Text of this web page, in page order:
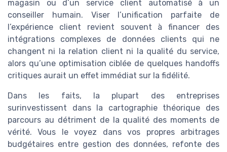
magasin ou d’un service client automatisé à un
conseiller humain. Viser l’unification parfaite de
l’expérience client revient souvent à financer des
intégrations complexes de données clients qui ne
changent ni la relation client ni la qualité du service,
alors qu’une optimisation ciblée de quelques handoffs
critiques aurait un effet immédiat sur la fidélité.
Dans les faits, la plupart des entreprises
surinvestissent dans la cartographie théorique des
parcours au détriment de la qualité des moments de
vérité. Vous le voyez dans vos propres arbitrages
budgétaires entre gestion des données, refonte des